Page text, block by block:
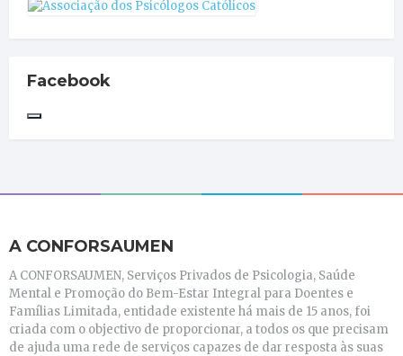
Facebook
A CONFORSAUMEN
A CONFORSAUMEN, Serviços Privados de Psicologia, Saúde
Mental e Promoção do Bem-Estar Integral para Doentes e
Famílias Limitada, entidade existente há mais de 15 anos, foi
criada com o objectivo de proporcionar, a todos os que precisam
de ajuda uma rede de serviços capazes de dar resposta às suas